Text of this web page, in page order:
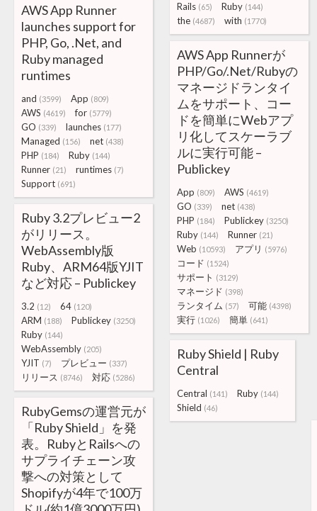
Rails (65) Ruby (144)
the (4687) with (1770)
AWS App Runner
launches support for
PHP, Go, .Net, and
Ruby managed
runtimes
and (3599) App (809)
AWS (4619) for (5779)
GO (339) launches (177)
Managed (156) net (438)
PHP (184) Ruby (144)
Runner (21) runtimes (7)
Support (691)
AWS App Runnerが
PHP/Go/.Net/Rubyの
マネージドランタイ
ムをサポート、コー
ドを簡単にWebアプ
リ化してスケーラブ
ルに実行可能 –
Publickey
App (809) AWS (4619)
GO (339) net (438)
PHP (184) Publickey (3250)
Ruby (144) Runner (21)
Web (10593) アプリ (5976)
コード (1524)
サポート (3129)
マネージド (398)
ランタイム (57) 可能 (4398)
実行 (1026) 簡単 (641)
Ruby 3.2プレビュー2
がリリース。
WebAssembly版
Ruby、ARM64版YJIT
など対応 – Publickey
3.2 (12) 64 (120)
ARM (188) Publickey (3250)
Ruby (144)
WebAssembly (205)
YJIT (7) プレビュー (337)
リリース (8746) 対応 (5286)
Ruby Shield | Ruby
Central
Central (141) Ruby (144)
Shield (46)
RubyGemsの運営元が
「Ruby Shield」を発
表。RubyとRailsへの
サプライチェーン攻
撃への対策として
Shopifyが4年で100万